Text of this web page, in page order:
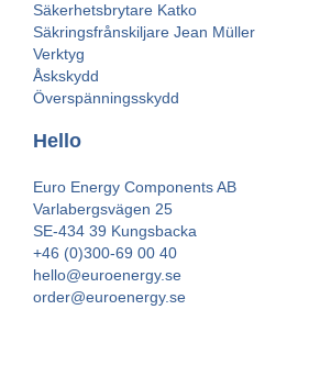
Säkerhetsbrytare Katko
Säkringsfrånskiljare Jean Müller
Verktyg
Åskskydd
Överspänningsskydd
Hello
Euro Energy Components AB
Varlabergsvägen 25
SE-434 39 Kungsbacka
+46 (0)300-69 00 40
hello@euroenergy.se
order@euroenergy.se